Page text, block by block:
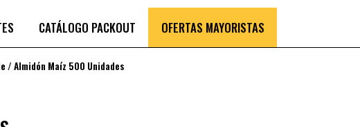
CATÁLOGO PACKOUT OFERTAS MAYORISTAS
/ Almidón Maíz 500 Unidades